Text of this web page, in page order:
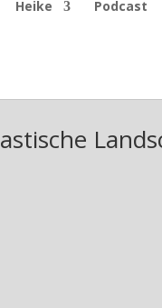
Heike Podcast